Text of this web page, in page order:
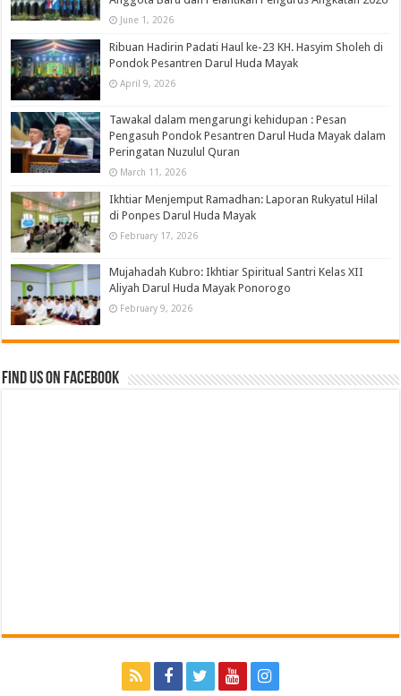
June 1, 2026
Ribuan Hadirin Padati Haul ke-23 KH. Hasyim Sholeh di
Pondok Pesantren Darul Huda Mayak
April 9, 2026
Tawakal dalam mengarungi kehidupan : Pesan
Pengasuh Pondok Pesantren Darul Huda Mayak dalam
Peringatan Nuzulul Quran
March 11, 2026
Ikhtiar Menjemput Ramadhan: Laporan Rukyatul Hilal
di Ponpes Darul Huda Mayak
February 17, 2026
Mujahadah Kubro: Ikhtiar Spiritual Santri Kelas XII
Aliyah Darul Huda Mayak Ponorogo
February 9, 2026
Find us on Facebook